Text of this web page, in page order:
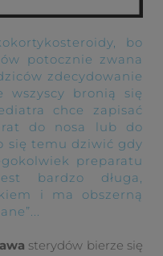
bo
potocznie zwana
zdecydowanie
wszyscy bronią się
chce zapisać
do nosa lub do
się temu dziwić gdy
preparatu
bardzo długa,
i ma obszerną
sterydów bierze się